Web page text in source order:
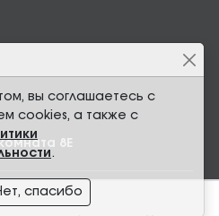
вы соглашаетесь с
cookies, а также с
.
спасибо
8Е